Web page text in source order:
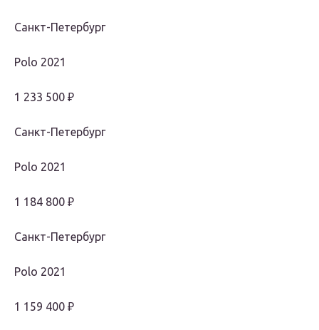
Санкт-Петербург
Polo 2021
1 233 500 ₽
Санкт-Петербург
Polo 2021
1 184 800 ₽
Санкт-Петербург
Polo 2021
1 159 400 ₽